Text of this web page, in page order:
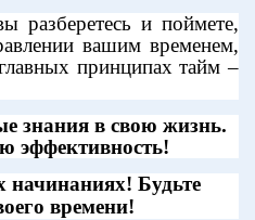
разберетесь и поймете,
вашим временем,
принципах тайм –
знания в свою жизнь.
эффективность!
Будьте
времени!